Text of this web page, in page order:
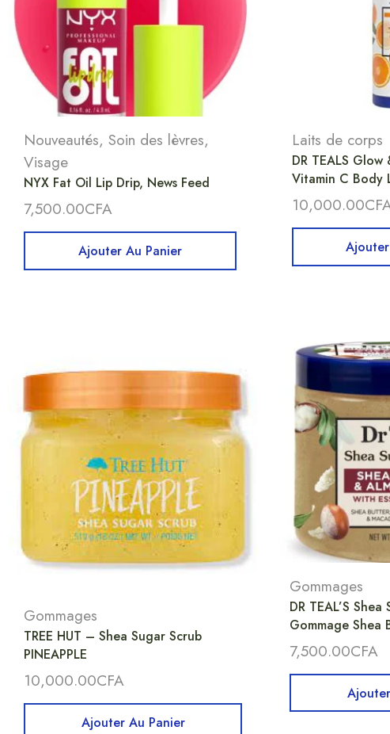
Nouveautés, Soin des lèvres,
Visage
NYX Fat Oil Lip Drip, News Feed
7,500.00CFA
Ajouter Au Panier
Laits de corps
DR TEALS Glow
Vitamin C Body
10,000.00
Gommages
TREE HUT – Shea Sugar Scrub
PINEAPPLE
10,000.00CFA
Ajouter Au Panier
Gommages
DR TEAL’S
Gommage
7,500.00CFA